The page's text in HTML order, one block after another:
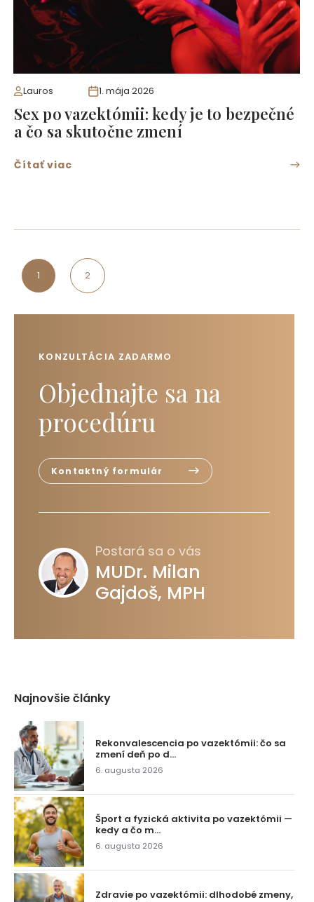
Lauros 1. mája 2026
Sex po vazektómii: kedy je to bezpečné
a čo sa skutočne zmení
Čítať viac
1 2
KONZULTÁCIA ZADARMO
Objednajte sa na
procedúru
Kontaktný formulár
Postará sa o vás
MUDr. Milan
Gajdoš, MPH
Najnovšie články
Rekonvalescencia po vazektómii: čo sa
zmení deň po d...
6. augusta 2026
Šport a fyzická aktivita po vazektómii —
kedy a čo m...
6. augusta 2026
Zdravie po vazektómii: dlhodobé zmeny,